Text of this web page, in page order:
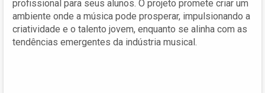
profissional para seus alunos. O projeto promete criar um
ambiente onde a música pode prosperar, impulsionando a
criatividade e o talento jovem, enquanto se alinha com as
tendências emergentes da indústria musical.